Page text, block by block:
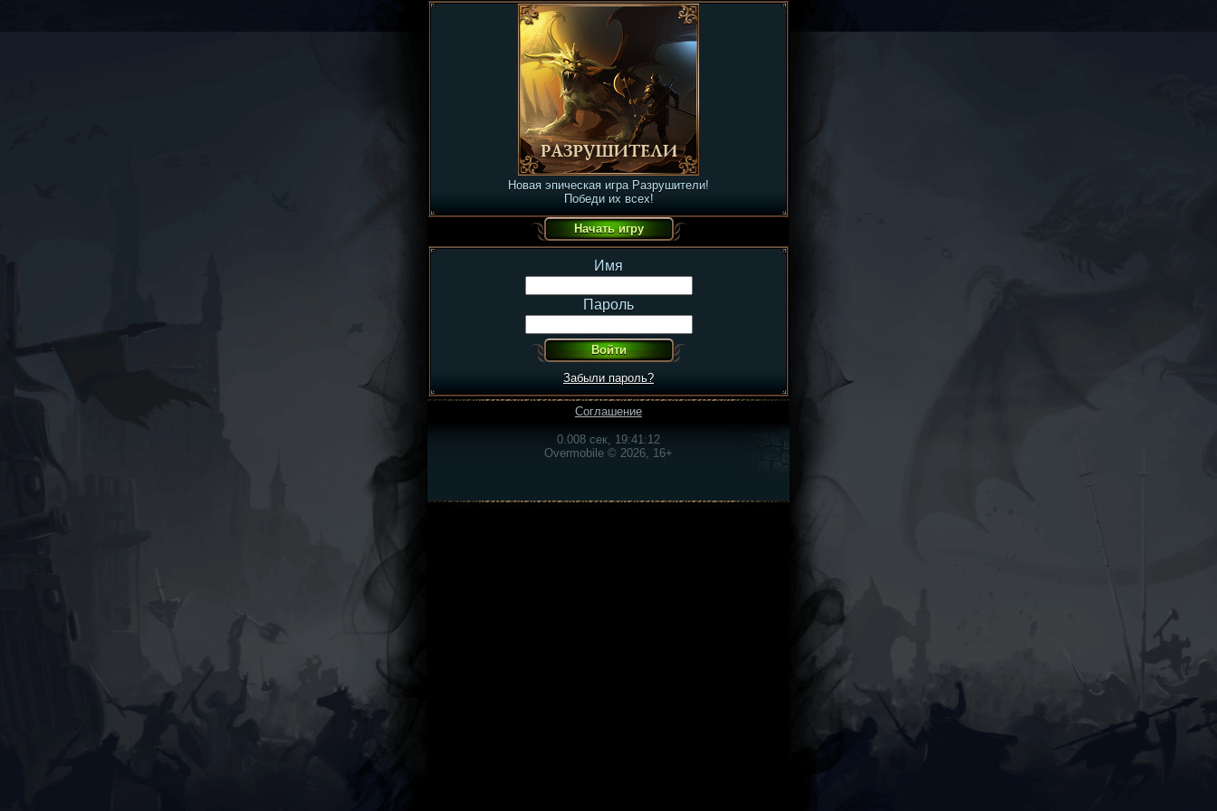
Новая эпическая игра Разрушители!
Победи их всех!
Имя
Пароль
Забыли пароль?
Соглашение
0.008 сек, 19:41:12
Overmobile © 2026, 16+